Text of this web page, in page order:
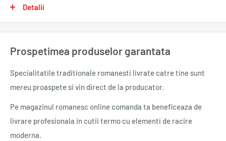
titan), uleiuri vegetale (palmier, floare soarelui, rapita), apa,
si digliceride ale acizilor grasi si lecitina de soia, drojdie
comprimata, sare iodata, arome.
Gramaj : 0,450 kg.
Detalii
Prospetimea produselor garantata
Specialitatile traditionale romanesti livrate catre tine sunt
mereu proaspete si vin direct de la producator.
Pe magazinul romanesc online comanda ta beneficeaza de
livrare profesionala in cutii termo cu elementi de racire
moderna.